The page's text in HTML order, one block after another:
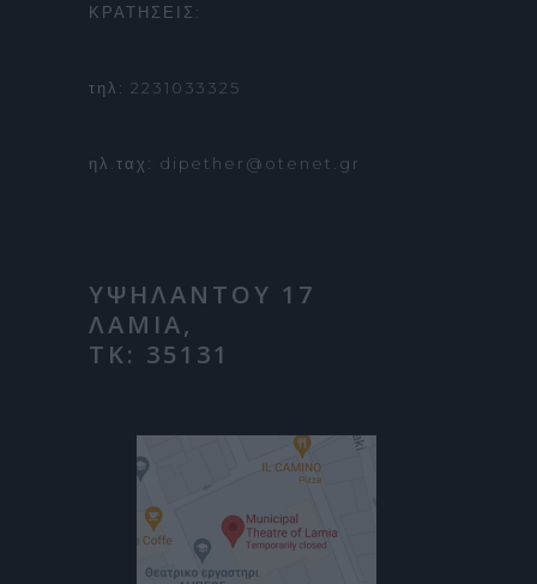
ΚΡΑΤΗΣΕΙΣ:
τηλ: 2231033325
ηλ.ταχ: dipether@otenet.gr
ΥΨΗΛΑΝΤΟΥ 17
ΛΑΜΙΑ,
ΤΚ: 35131